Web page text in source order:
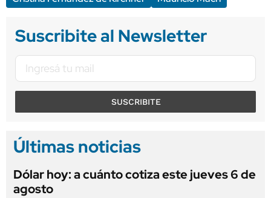
Suscribite al Newsletter
SUSCRIBITE
Últimas noticias
Dólar hoy: a cuánto cotiza este jueves 6 de
agosto